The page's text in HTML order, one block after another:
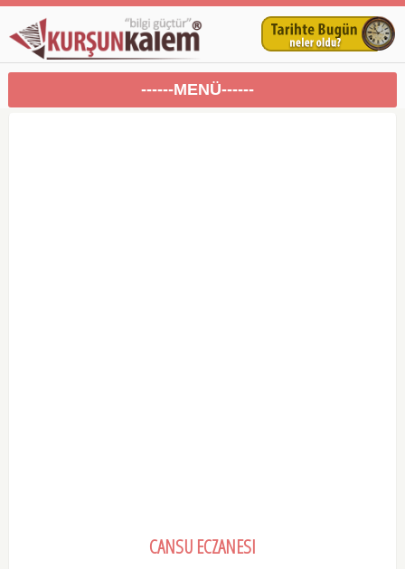
------MENÜ------
CANSU ECZANESI